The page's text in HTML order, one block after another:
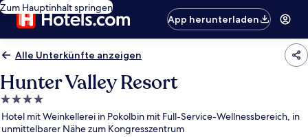
Zum Hauptinhalt springen
App herunterladen
Alle Unterkünfte anzeigen
Hunter Valley Resort
4.0-
Sterne-
Unterkunft
Hotel mit Weinkellerei in Pokolbin mit Full-Service-Wellnessbereich, in
unmittelbarer Nähe zum Kongresszentrum